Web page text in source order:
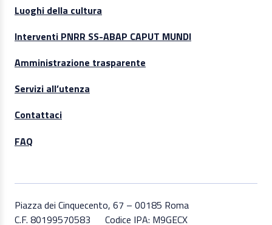
Luoghi della cultura
Interventi PNRR SS-ABAP CAPUT MUNDI
Amministrazione trasparente
Servizi all’utenza
Contattaci
FAQ
Piazza dei Cinquecento, 67 – 00185 Roma
C.F. 80199570583
Codice IPA: M9GECX